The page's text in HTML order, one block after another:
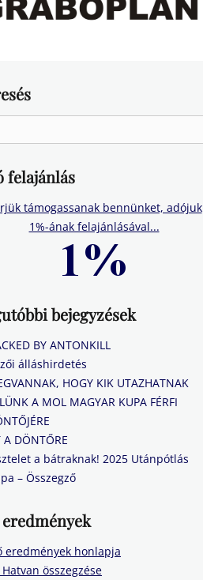
felajánlás
támogassanak bennünket, adójuk
1%-ának felajánlásával...
bejegyzések
BY ANTONKILL
álláshirdetés
HOGY KIK UTAZHATNAK
A MOL MAGYAR KUPA FÉRFI
A DÖNTŐRE
a bátraknak! 2025 Utánpótlás
– Összegző
eredmények honlapja
Hatvan összegzése